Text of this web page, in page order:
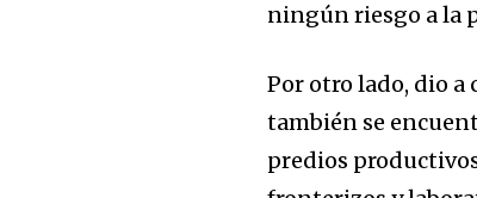
ningún riesgo a la
Por otro lado, dio a
también se
predios